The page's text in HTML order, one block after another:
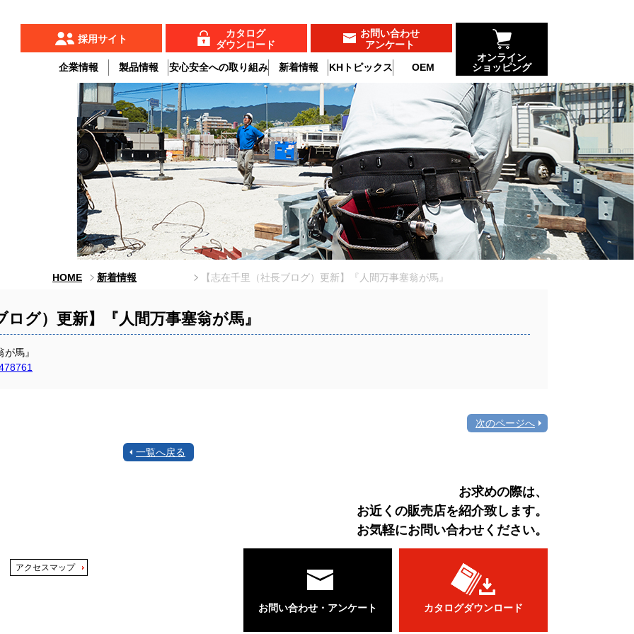
採用サイト
カタログ
ダウンロード
お問い合わせ
アンケート
企業情報 製品情報 安心安全への取り組み 新着情報 KHトピックス OEM
オンライン
ショッピング
HOME 新着情報 【志在千里（社長ブログ）更新】『人間万事塞翁が馬』
グ）更新】『人間万事塞翁が馬』
馬』
次のページへ
一覧へ戻る
アクセスマップ
お求めの際は、
お近くの販売店を紹介致します。
お気軽にお問い合わせください。
お問い合わせ・アンケート カタログダウンロード